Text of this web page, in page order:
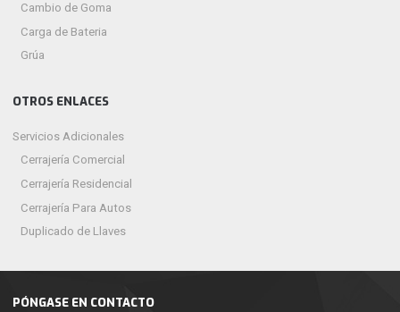
PÓNGASE EN CONTACTO
Cambio de Goma
Carga de Bateria
Grúa
OTROS ENLACES
Servicios Adicionales
Cerrajería Comercial
Cerrajería Residencial
Cerrajería Para Autos
Duplicado de Llaves